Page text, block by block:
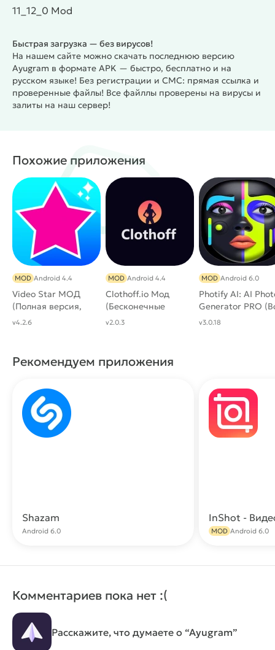
Premium доступ: Наслаждайтесь всеми
совершенно бесплатно, без необходимости
раскошелиться.
Отложенная отправка: Эта функция позволяет
вам задать отправку сообщений с задержкой в 12
секунд. Это даёт вам дополнительное время
рекламных вмешательств и спама, делая вашу
переписку чище и приятнее.
#
Жанр: Приложения
Модификации Telegram
11_12_0 Mod
Быстрая загрузка — без вирусов!
На нашем сайте можно скачать последнюю версию
Ayugram в формате APK — быстро, бесплатно и на
русском языке! Без регистрации и СМС: прямая ссылка и
проверенные файлы! Все файллы проверены на вирусы и
залиты на наш сервер!
Похожие приложения
Video Star МОД
(Полная версия,
все эффекты)
MOD Android 4.4
v4.2.6
Clothoff.io Мод
(Бесконечные
Коины)
MOD Android 4.4
v2.0.3
Photify AI: AI
Generator PRO
функции)
MOD Android 6.0
v3.0.18
Рекомендуем приложения
Shazam
Android 6.0 MOD Android 6.0
Комментариев пока нет :(
Расскажите, что думаете о “Ayugram”